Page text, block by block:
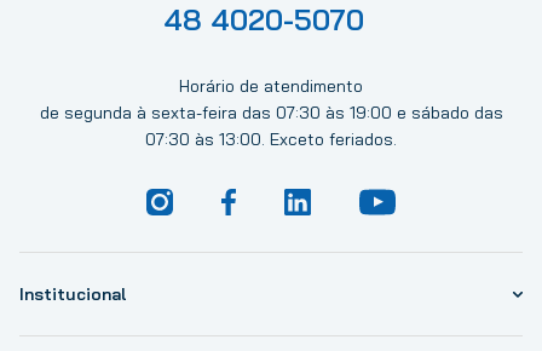
48 4020-5070
Horário de atendimento
de segunda à sexta-feira das 07:30 às 19:00 e sábado das
07:30 às 13:00. Exceto feriados.
Institucional